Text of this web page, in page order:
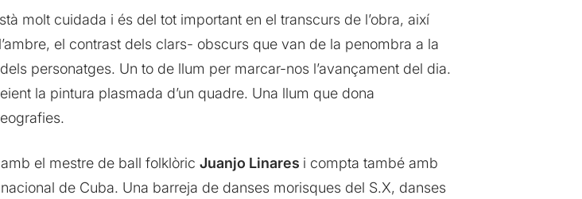
molt cuidada i és del tot important en el transcurs de l’obra, així
el contrast dels clars- obscurs que van de la penombra a la
personatges. Un to de llum per marcar-nos l’avançament del dia.
la pintura plasmada d’un quadre. Una llum que dona
el mestre de ball folklòric Juanjo Linares i compta també amb
de Cuba. Una barreja de danses morisques del S.X, danses